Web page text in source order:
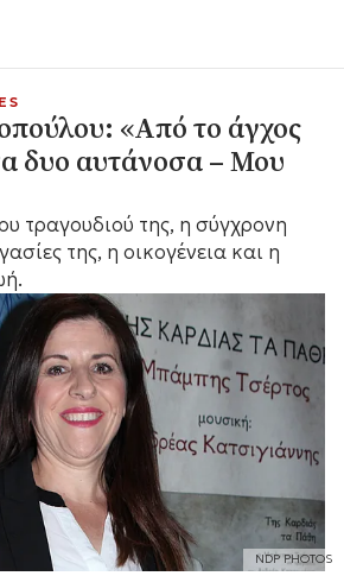
NDP PHOTOS
«Από το άγχος
δυο αυτάνοσα – Μου
τραγουδιού της, η σύγχρονη
της, η οικογένεια και η